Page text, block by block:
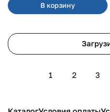
В корзину
1 2 3